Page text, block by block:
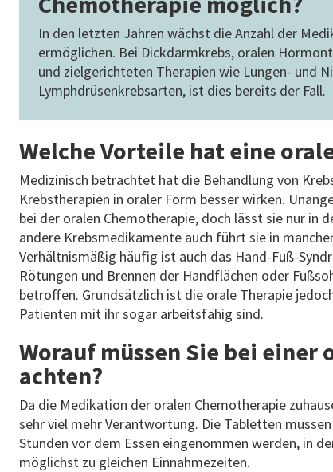
In den letzten Jahren wächst die Anzahl der
ermöglichen. Bei Dickdarmkrebs, oralen
und zielgerichteten Therapien wie Lungen- und
Lymphdrüsenkrebsarten, ist dies bereits der Fall.
Welche Vorteile hat eine
Medizinisch betrachtet hat die Behandlung von
Krebstherapien in oraler Form besser wirken.
bei der oralen Chemotherapie, doch lässt sie nur in
andere Krebsmedikamente auch führt sie in
Verhältnismäßig häufig ist auch das Hand-Fuß-
Rötungen und Brennen der Handflächen oder
betroffen. Grundsätzlich ist die orale Therapie
Patienten mit ihr sogar arbeitsfähig sind.
Worauf müssen Sie bei einer
achten?
Da die Medikation der oralen Chemotherapie
sehr viel mehr Verantwortung. Die Tabletten
Stunden vor dem Essen eingenommen werden, in
möglichst zu gleichen Einnahmezeiten.